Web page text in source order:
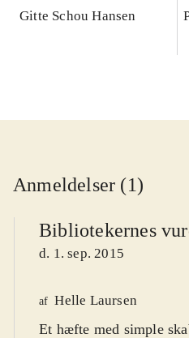
Gitte Schou Hansen
Anmeldelser (1)
Bibliotekernes
d. 1. sep. 2015
af Helle Laursen
Et hæfte med simple